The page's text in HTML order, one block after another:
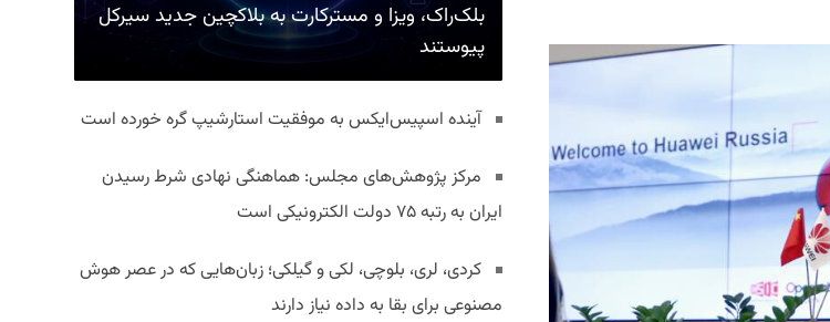
بلک‌راک، ویزا و مسترکارت به بلاکچین جدید سیرکل
پیوستند
آینده اسپیس‌ایکس به موفقیت استارشیپ گره خورده است
مرکز پژوهش‌های مجلس: هماهنگی نهادی شرط رسیدن
ایران به رتبه ۷۵ دولت الکترونیکی است
کردی، لری، بلوچی، لکی و گیلکی؛ زبان‌هایی که در عصر هوش
مصنوعی برای بقا به داده نیاز دارند